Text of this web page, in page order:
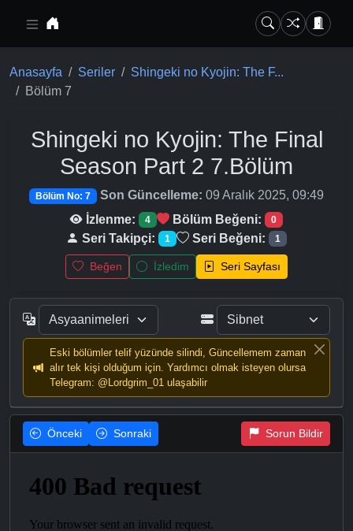
Anasayfa Seriler
Shingeki no Kyojin: The F...
Bölüm 7
Shingeki no Kyojin: The Final
Season Part 2 7.Bölüm
Bölüm No: 7 Son Güncelleme: 09 Aralık 2025, 09:49
İzlenme:
4 Bölüm Beğeni: 0
Seri Takipçi: 1 Seri Beğeni: 1
Beğen İzledim Seri Sayfası
Eski bölümler telif yüzünde silindi, Güncellemem zaman
alır tek kişi olduğum için. Yardımcı olmak isteyen olursa
Telegram: @Lordgrim_01 ulaşabilir
Önceki Sonraki Sorun Bildir